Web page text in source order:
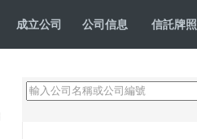
成立公司 公司信息 信託牌照